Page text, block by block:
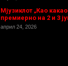
Мјузиклот „Као
премиерно на 2 и 3
април 24, 2026